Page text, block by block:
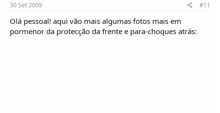
30 Set 2009 #11
Olá pessoal! aqui vão mais algumas fotos mais em
pormenor da protecção da frente e para-choques atrás: